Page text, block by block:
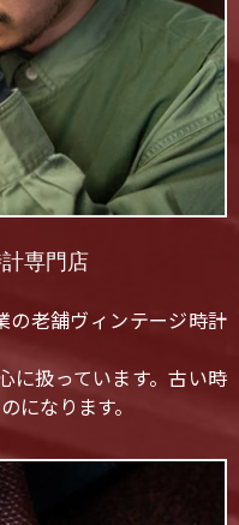
専門店
の老舗ヴィンテージ時計
に扱っています。古い時
になります。